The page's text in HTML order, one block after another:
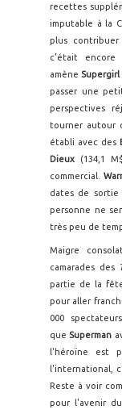
recettes
imputable à la
plus contribuer
c'était
amène Supergirl
passer une
perspectives
tourner autour
établi avec des
Dieux
(134,1
commercial.
dates de sortie
personne ne
très peu de
Maigre
camarades des
partie de la
pour aller
000
que Superman
l'héroïne est
l'international,
Reste à voir
pour l'avenir du